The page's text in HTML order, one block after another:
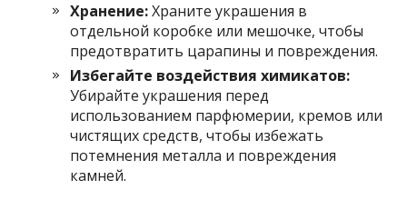
Хранение:Храните украшения в
отдельной коробке или мешочке, чтобы
предотвратить царапины и повреждения.
Избегайте воздействия химикатов:
Убирайте украшения перед
использованием парфюмерии, кремов или
чистящих средств, чтобы избежать
потемнения металла и повреждения
камней.